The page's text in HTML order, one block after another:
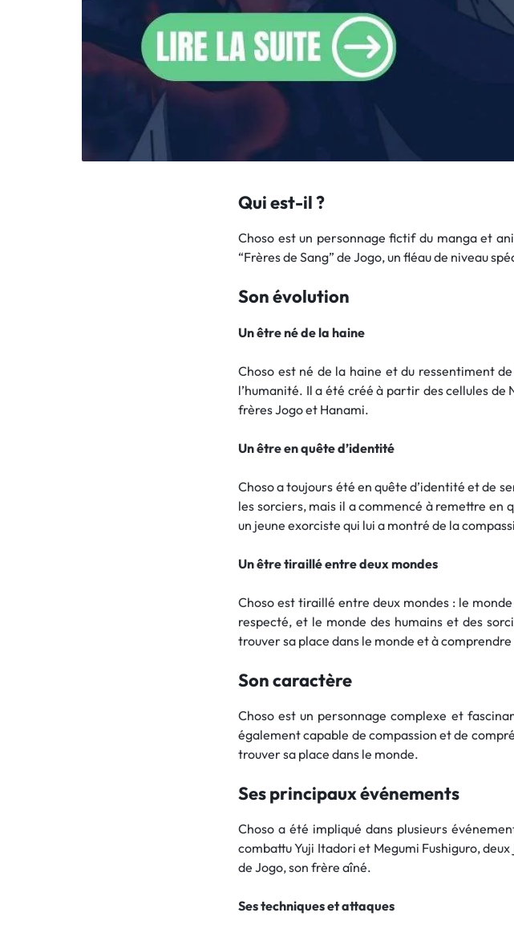
Qui est-il ?
Choso est un personnage fictif du manga et
“Frères de Sang” de Jogo, un fléau de niveau
Son évolution
Un être né de la haine
Choso est né de la haine et du ressentiment
l’humanité. Il a été créé à partir des cellules
frères Jogo et Hanami.
Un être en quête d’identité
Choso a toujours été en quête d’identité et de
les sorciers, mais il a commencé à remettre en
un jeune exorciste qui lui a montré de la
Un être tiraillé entre deux mondes
Choso est tiraillé entre deux mondes : le
respecté, et le monde des humains et des
trouver sa place dans le monde et à
Son caractère
Choso est un personnage complexe et
également capable de compassion et de
trouver sa place dans le monde.
Ses principaux événements
Choso a été impliqué dans plusieurs
combattu Yuji Itadori et Megumi Fushiguro,
de Jogo, son frère aîné.
Ses techniques et attaques